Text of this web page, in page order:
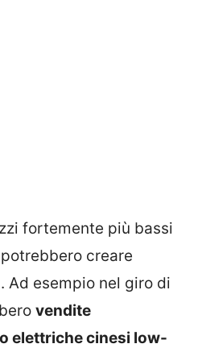
fortemente più bassi
creare
Ad esempio nel giro di
vendite
elettriche cinesi low-